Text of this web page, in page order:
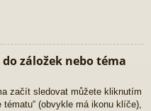
záložek nebo téma
začít sledovat můžete kliknutím
(obvykle má ikonu klíče),